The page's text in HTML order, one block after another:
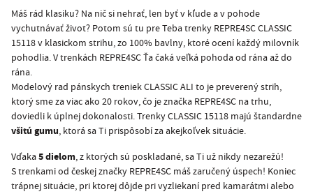
Máš rád klasiku? Na nič si nehrať, len byť v kľude a v pohode
vychutnávať život? Potom sú tu pre Teba trenky REPRE4SC CLASSIC
15118 v klasickom strihu, zo 100% bavlny, ktoré ocení každý milovník
pohodlia. V trenkách REPRE4SC Ťa čaká veľká pohoda od rána až do
rána.
Modelový rad pánskych treniek CLASSIC ALI to je preverený strih,
ktorý sme za viac ako 20 rokov, čo je značka REPRE4SC na trhu,
doviedli k úplnej dokonalosti. Trenky CLASSIC 15118 majú štandardne
všitú gumu, ktorá sa Ti prispôsobí za akejkoľvek situácie.
Vďaka5 dielom, z ktorých sú poskladané, sa Ti už nikdy nezarežú!
S trenkami od českej značky REPRE4SC máš zaručený úspech! Koniec
trápnej situácie, pri ktorej dôjde pri vyzliekaní pred kamarátmi alebo